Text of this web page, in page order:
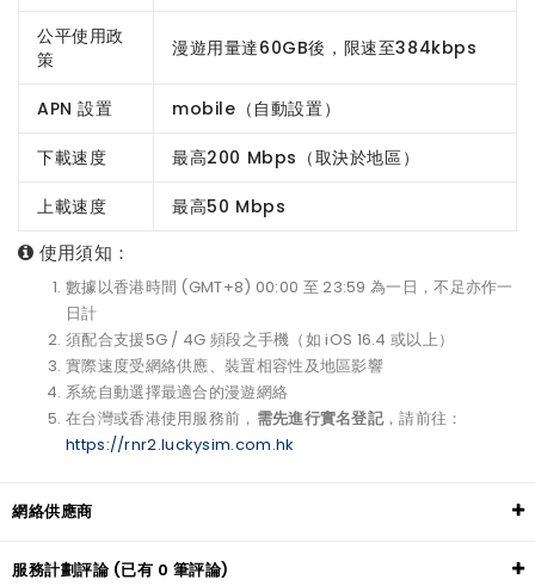
公平使用政
策
漫遊用量達60GB後，限速至384kbps
APN 設置 mobile（自動設置）
下載速度 最高200 Mbps（取決於地區）
上載速度 最高50 Mbps
使用須知：
數據以香港時間 (GMT+8) 00:00 至 23:59 為一日，不足亦作一
日計
須配合支援5G / 4G 頻段之手機（如 iOS 16.4 或以上）
實際速度受網絡供應、裝置相容性及地區影響
系統自動選擇最適合的漫遊網絡
在台灣或香港使用服務前， 需先進行實名登記，請前往：
https://rnr2.luckysim.com.hk
網絡供應商
服務計劃評論 (已有 0 筆評論)